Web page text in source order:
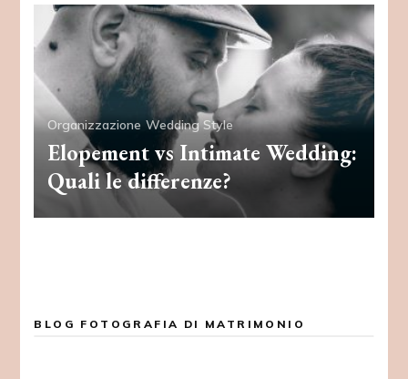
Organizzazione Wedding Style
Elopement vs Intimate Wedding:
Quali le differenze?
BLOG FOTOGRAFIA DI MATRIMONIO